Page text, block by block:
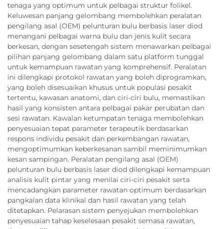
tenaga yang optimum untuk pelbagai struktur folikel.
Keluwesan panjang gelombang membolehkan peralatan
pengilang asal (OEM) pelunturan bulu berbasis laser diod
menangani pelbagai warna bulu dan jenis kulit secara
berkesan, dengan sesetengah sistem menawarkan pelbagai
pilihan panjang gelombang dalam satu platform tunggal
untuk kemampuan rawatan yang komprehensif. Peralatan
ini dilengkapi protokol rawatan yang boleh diprogramkan,
yang boleh disesuaikan khusus untuk populasi pesakit
tertentu, kawasan anatomi, dan ciri-ciri bulu, memastikan
hasil yang konsisten antara pelbagai pakar perubatan dan
sesi rawatan. Kawalan ketumpatan tenaga membolehkan
penyesuaian tepat parameter terapeutik berdasarkan
respons individu pesakit dan perkembangan rawatan,
mengoptimumkan keberkesanan sambil meminimumkan
kesan sampingan. Peralatan pengilang asal (OEM)
pelunturan bulu berbasis laser diod dilengkapi kemampuan
analisis kulit pintar yang menilai ciri-ciri pesakit serta
mencadangkan parameter rawatan optimum berdasarkan
pangkalan data klinikal dan hasil rawatan yang telah
ditetapkan. Pelarasan sistem penyejukan membolehkan
penyesuaian tahap keselesaan pesakit semasa rawatan,